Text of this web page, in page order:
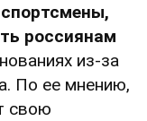
спортсмены,
россиянам
из-за
По ее мнению,
свою